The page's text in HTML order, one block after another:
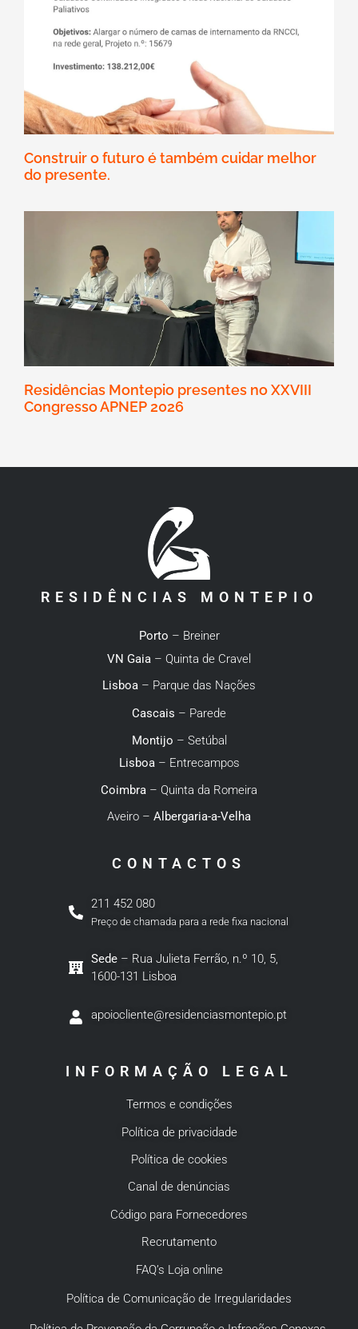
Construir o futuro é também cuidar melhor
do presente.
Residências Montepio presentes no XXVIII
Congresso APNEP 2026
RESIDÊNCIAS MONTEPIO
Porto – Breiner
VN Gaia – Quinta de Cravel
Lisboa – Parque das Nações
Cascais – Parede
Montijo – Setúbal
Lisboa– Entrecampos
Coimbra – Quinta da Romeira
Aveiro – Albergaria-a-Velha
CONTACTOS
211 452 080
Preço de chamada para a rede fixa nacional
Sede– Rua Julieta Ferrão, n.º 10, 5,
1600-131 Lisboa
apoiocliente@residenciasmontepio.pt
INFORMAÇÃO LEGAL
Termos e condições
Política de privacidade
Política de cookies
Canal de denúncias
Código para Fornecedores
Recrutamento
FAQ’s Loja online
Política de Comunicação de Irregularidades